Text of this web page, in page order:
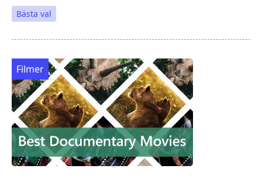
Bästa val
Filmer